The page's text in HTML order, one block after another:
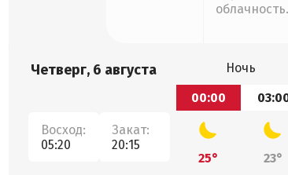
облачность,
Четверг, 6 августа
Восход:
05:20
Закат:
20:15
Ночь
00:00
25° 23°